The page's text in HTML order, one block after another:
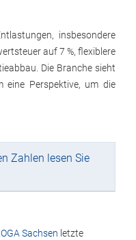
insbesondere
auf 7 %, flexiblere
Die Branche sieht
eine Perspektive, um die
Zahlen lesen Sie
Sachsen letzte